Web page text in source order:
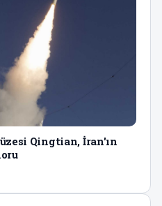
Qingtian, İran'ın